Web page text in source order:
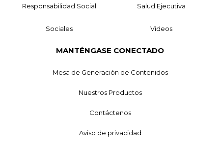
Responsabilidad Social Salud Ejecutiva
Sociales Videos
MANTÉNGASE CONECTADO
Mesa de Generación de Contenidos
Nuestros Productos
Contáctenos
Aviso de privacidad